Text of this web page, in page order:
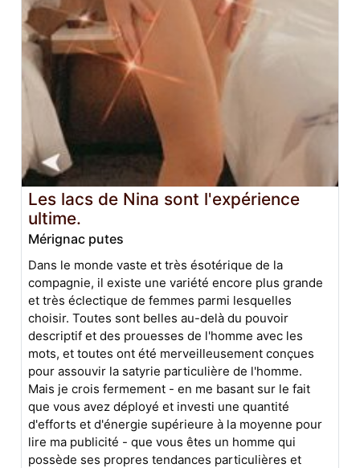
Les lacs de Nina sont l'expérience
ultime.
Mérignac putes
Dans le monde vaste et très ésotérique de la
compagnie, il existe une variété encore plus grande
et très éclectique de femmes parmi lesquelles
choisir. Toutes sont belles au-delà du pouvoir
descriptif et des prouesses de l'homme avec les
mots, et toutes ont été merveilleusement conçues
pour assouvir la satyrie particulière de l'homme.
Mais je crois fermement - en me basant sur le fait
que vous avez déployé et investi une quantité
d'efforts et d'énergie supérieure à la moyenne pour
lire ma publicité - que vous êtes un homme qui
possède ses propres tendances particulières et